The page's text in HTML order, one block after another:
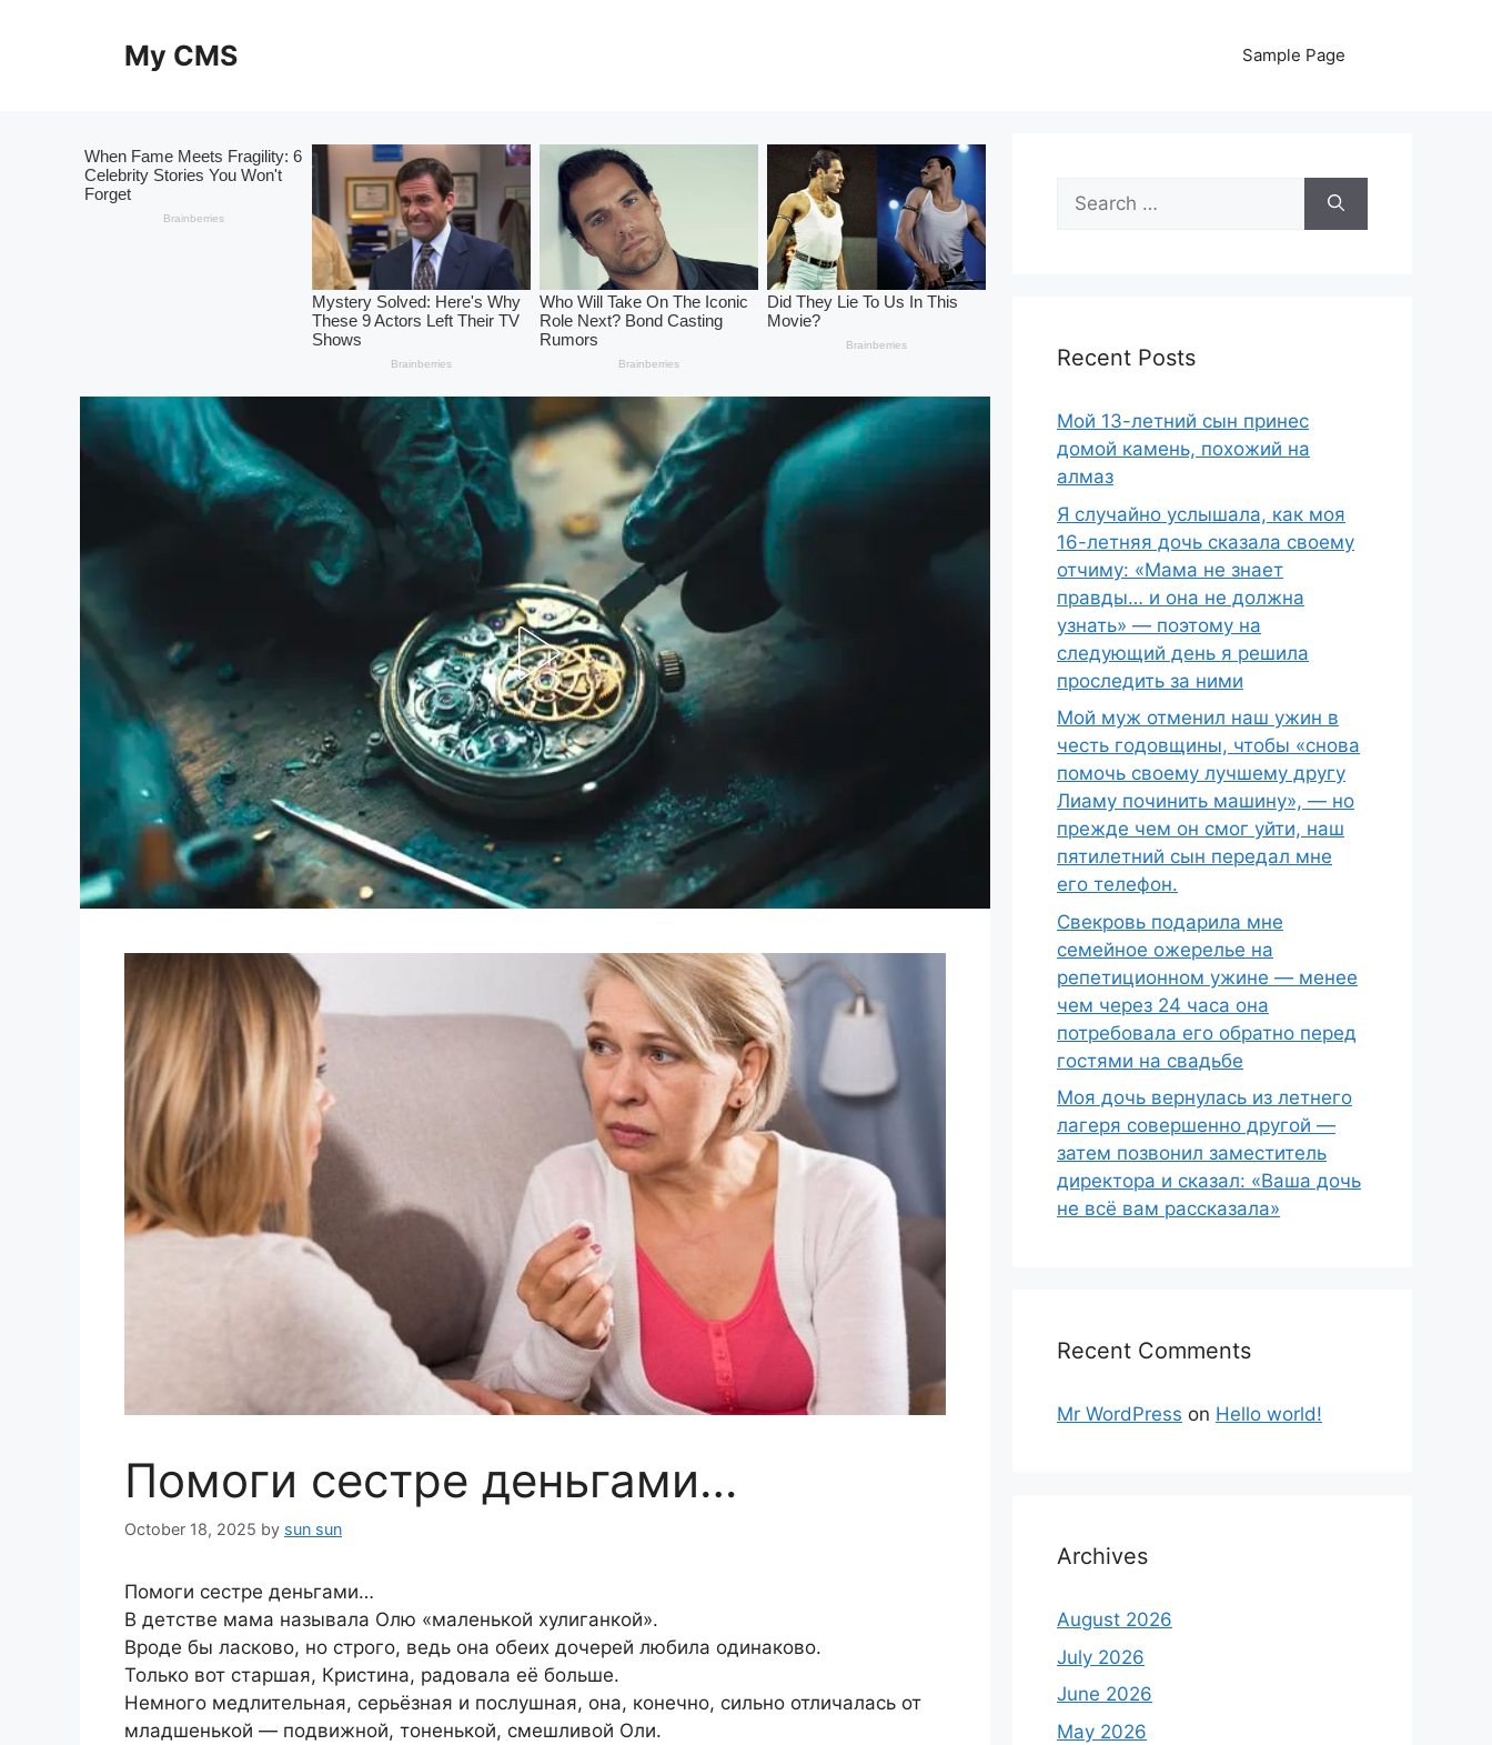
My CMS Sample Page
Помоги сестре деньгами…
October 18, 2025 by sun sun
Помоги сестре деньгами…
В детстве мама называла Олю «маленькой хулиганкой».
Вроде бы ласково, но строго, ведь она обеих дочерей любила одинаково.
Только вот старшая, Кристина, радовала её больше.
Немного медлительная, серьёзная и послушная, она, конечно, сильно отличалась от
младшенькой — подвижной, тоненькой, смешливой Оли.
Search
for:
Recent Posts
Мой 13-летний сын принес
домой камень, похожий на
алмаз
Я случайно услышала, как моя
16-летняя дочь сказала своему
отчиму: «Мама не знает
правды… и она не должна
узнать» — поэтому на
следующий день я решила
проследить за ними
Мой муж отменил наш ужин в
честь годовщины, чтобы «снова
помочь своему лучшему другу
Лиаму починить машину», — но
прежде чем он смог уйти, наш
пятилетний сын передал мне
его телефон.
Свекровь подарила мне
семейное ожерелье на
репетиционном ужине — менее
чем через 24 часа она
потребовала его обратно перед
гостями на свадьбе
Моя дочь вернулась из летнего
лагеря совершенно другой —
затем позвонил заместитель
директора и сказал: «Ваша дочь
не всё вам рассказала»
Recent Comments
Mr WordPress on Hello world!
Archives
August 2026
July 2026
June 2026
May 2026